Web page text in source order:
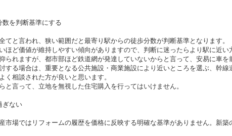
数を判断基準にする
てと言われ、狭い範囲だと最寄り駅からの徒歩分数が判断基準となります。
ほど価値が維持しやすい傾向がありますので、判断に迷ったらより駅に近い
られますが、都市部ほど鉄道網が発達していないからと言って、安易に車を
する場合は、重要となる公共施設・商業施設により近いところを選ぶ、幹
く相談された方が良いと思います。
と言って、立地を無視した住宅購入を行ってはいけません。
ぎない
市場ではリフォームの履歴を価格に反映する明確な基準がありません。新